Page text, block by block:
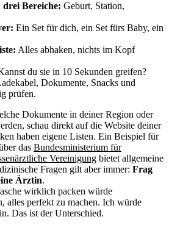
drei Bereiche: Geburt, Station,
Ein Set für dich, ein Set fürs Baby, ein
Alles abhaken, nichts im Kopf
du sie in 10 Sekunden greifen?
Dokumente, Snacks und
prüfen.
Dokumente in deiner Region oder
schau direkt auf die Website deiner
haben eigene Listen. Ein Beispiel für
das Bundesministerium für
Vereinigung bietet allgemeine
Fragen gilt aber immer: Frag
Ärztin.
wirklich packen würde
alles perfekt zu machen. Ich würde
Das ist der Unterschied.